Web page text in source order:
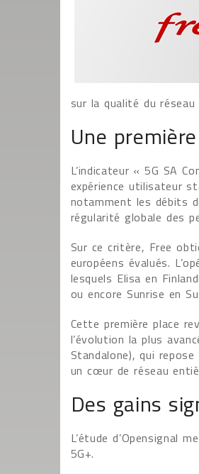
sur la qualité du
Une
L’indicateur « 5G SA
expérience utilisateur
notamment les débits
régularité globale des
Sur ce critère, Free
européens évalués.
lesquels Elisa en
ou encore Sunrise en
Cette première place
l’évolution la plus
Standalone), qui
un cœur de réseau
Des gains
L’étude d’Opensignal
5G+.